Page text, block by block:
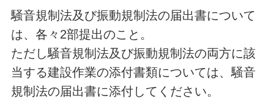
騒音規制法及び振動規制法の届出書について
は、各々2部提出のこと。
ただし騒音規制法及び振動規制法の両方に該
当する建設作業の添付書類については、騒音
規制法の届出書に添付してください。